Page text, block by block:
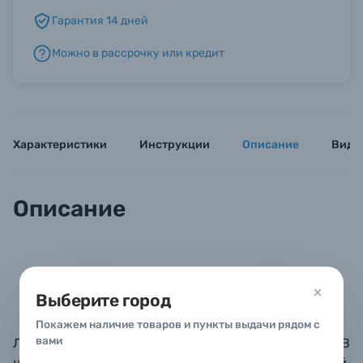
Выберите город
Покажем наличие товаров и пункты выдачи рядом с
вами
Б/У фототехника (Комиссионные товары)
Гарантия 14 дней
Можно в рассрочку или кредит
Характеристики Инструкции Описание
Описание
Пол: женские
Оправа: пластик
Цвет оправы: прозрачно-серая
Линзы солнечных очков INVU состоят из 9 слоев. В